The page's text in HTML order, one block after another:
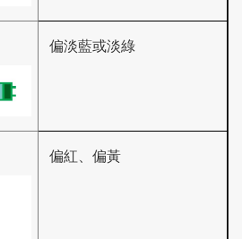
偏淡藍或淡綠
偏紅、偏黃